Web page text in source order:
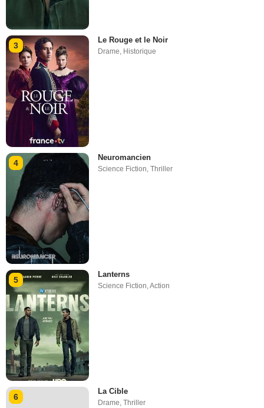
3
Le Rouge et le Noir
Drame, Historique
4
Neuromancien
Science Fiction ,Thriller
5
Lanterns
Science Fiction,Action
6
La Cible
Drame,Thriller